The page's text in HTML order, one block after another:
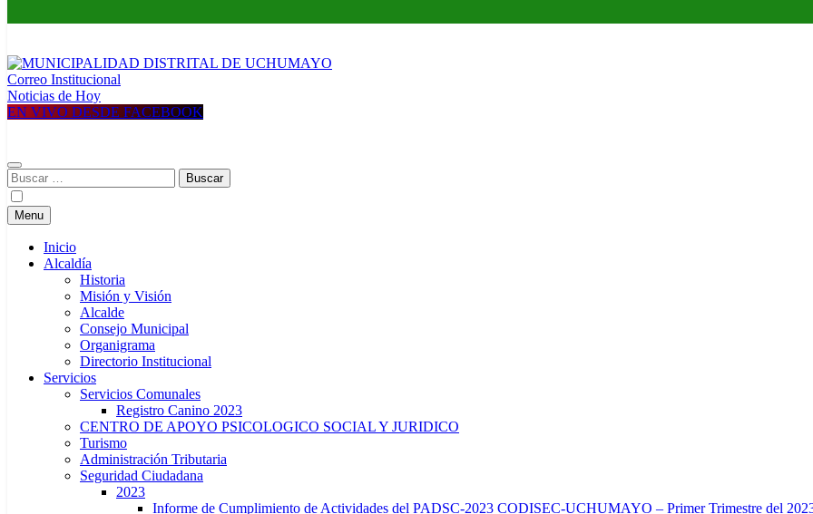
MUNICIPALIDAD DISTRITAL DE UCHUMAYO
Construyendo una nueva Historia
Correo Institucional
Noticias de Hoy
EN VIVO DESDE FACEBOOK
Buscar:
Menu
Inicio
Alcaldía
Historia
Misión y Visión
Alcalde
Consejo Municipal
Organigrama
Directorio Institucional
Servicios
Servicios Comunales
Registro Canino 2023
CENTRO DE APOYO PSICOLOGICO SOCIAL Y JURIDICO
Turismo
Administración Tributaria
Seguridad Ciudadana
2023
Informe de Cumplimiento de Actividades del PADSC-2023 CODISEC-UCHUMAYO – Primer Trimestre del